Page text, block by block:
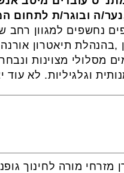
ה ובוגר/ת
נחשפים למגוון רחב
תיאטרון
מסלולי מצוינות
וגלגיליות. לא עוד
מורה לחינוך